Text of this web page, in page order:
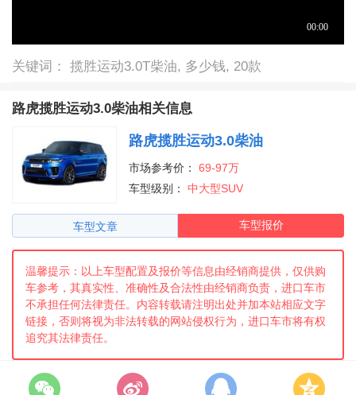
关键词： 揽胜运动3.0T柴油, 多少钱, 20款
路虎揽胜运动3.0柴油相关信息
路虎揽胜运动3.0柴油
市场参考价：
69-97万
车型级别：
中大型SUV
车型文章 车型报价
温馨提示：以上车型配置及报价等信息由经销商提供，仅供购
车参考，其真实性、准确性及合法性由经销商负责，进口车市
不承担任何法律责任。内容转载请注明出处并加本站相应文字
链接，否则将视为非法转载的网站侵权行为，进口车市将有权
追究其法律责任。